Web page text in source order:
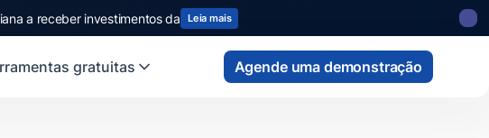
a receber investimentos da Leia mais
gratuitas Agende uma demonstração